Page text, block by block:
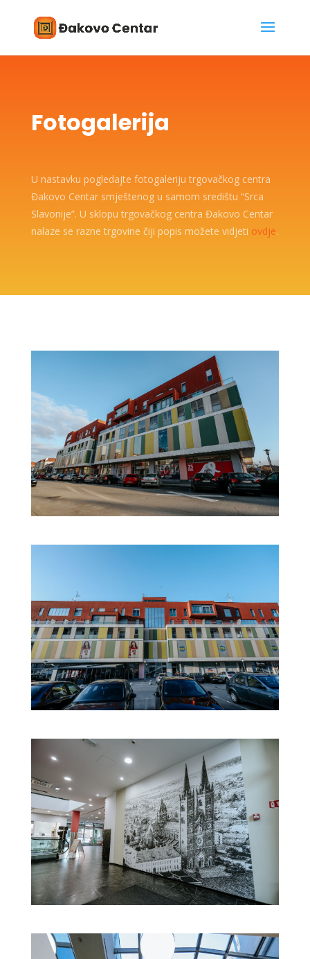
Fotogalerija
U nastavku pogledajte fotogaleriju trgovačkog centra
Đakovo Centar smještenog u samom središtu “Srca
Slavonije”. U sklopu trgovačkog centra Đakovo Centar
nalaze se razne trgovine čiji popis možete vidjeti ovdje.